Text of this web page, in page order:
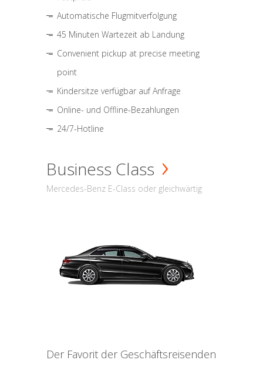
Automatische Flugmitverfolgung
45 Minuten Wartezeit ab Landung
Convenient pickup at precise meeting
point
Kindersitze verfügbar auf Anfrage
Online- und Offline-Bezahlungen
24/7-Hotline
Business Class
Mercedes-Benz E-Class oder gleichwärtig
Der Favorit der Geschäftsreisenden